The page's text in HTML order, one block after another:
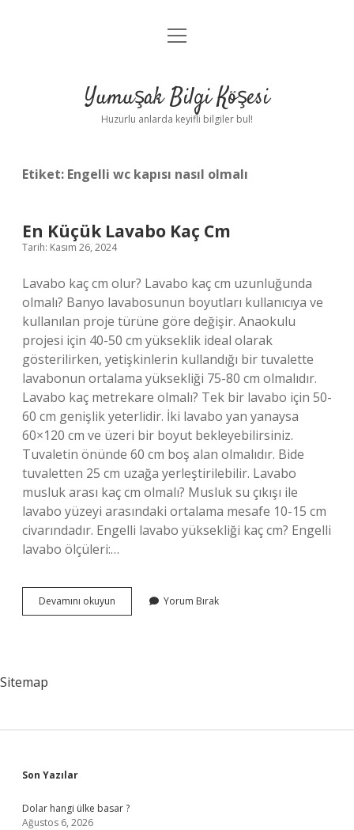
Anasayfa
Yasal Uyarı
menüyü
Yumuşak Bilgi Köşesi
Huzurlu anlarda keyifli bilgiler bul!
Etiket: Engelli wc kapısı nasıl olmalı
En Küçük Lavabo Kaç Cm
Tarih: Kasım 26, 2024
Lavabo kaç cm olur? Lavabo kaç cm uzunluğunda
olmalı? Banyo lavabosunun boyutları kullanıcıya ve
kullanılan proje türüne göre değişir. Anaokulu
projesi için 40-50 cm yükseklik ideal olarak
gösterilirken, yetişkinlerin kullandığı bir tuvalette
lavabonun ortalama yüksekliği 75-80 cm olmalıdır.
Lavabo kaç metrekare olmalı? Tek bir lavabo için 50-
60 cm genişlik yeterlidir. İki lavabo yan yanaysa
60×120 cm ve üzeri bir boyut bekleyebilirsiniz.
Tuvaletin önünde 60 cm boş alan olmalıdır. Bide
tuvaletten 25 cm uzağa yerleştirilebilir. Lavabo
musluk arası kaç cm olmalı? Musluk su çıkışı ile
lavabo yüzeyi arasındaki ortalama mesafe 10-15 cm
civarındadır. Engelli lavabo yüksekliği kaç cm? Engelli
lavabo ölçüleri:…
Devamını okuyun
Küçük
Yorum Bırak
Sitemap
Sidebar
Son Yazılar
Dolar hangi ülke basar ?
Ağustos 6, 2026